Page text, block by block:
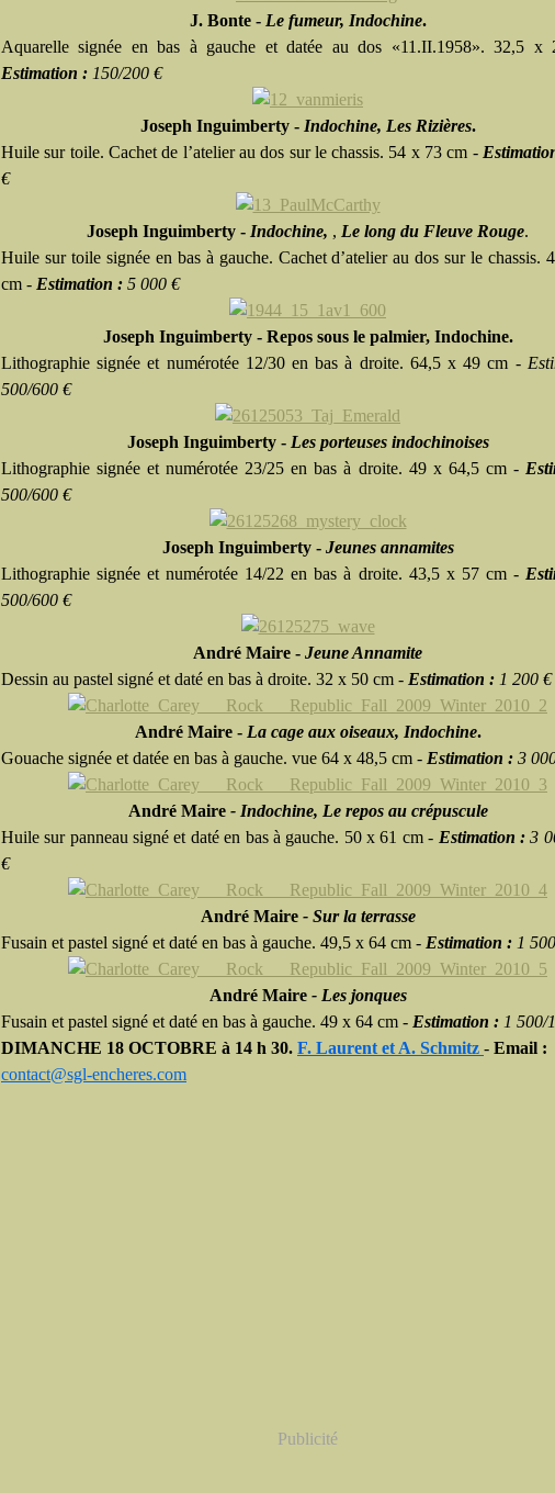
J. Bonte - Le fumeur, Indochine.
Aquarelle signée en bas à gauche et datée au dos «11.II.1958». 32,5
Estimation : 150/200 €
Joseph Inguimberty - Indochine, Les Rizières.
Huile sur toile. Cachet de l’atelier au dos sur le chassis. 54 x 73 cm -
€
Joseph Inguimberty - Indochine, , Le long du Fleuve Rouge.
Huile sur toile signée en bas à gauche. Cachet d’atelier au dos sur le chassis.
cm - Estimation : 5 000 €
Joseph Inguimberty - Repos sous le palmier, Indochine.
Lithographie signée et numérotée 12/30 en bas à droite. 64,5 x 49 cm -
500/600 €
Joseph Inguimberty - Les porteuses indochinoises
Lithographie signée et numérotée 23/25 en bas à droite. 49 x 64,5 cm -
500/600 €
Joseph Inguimberty - Jeunes annamites
Lithographie signée et numérotée 14/22 en bas à droite. 43,5 x 57 cm -
500/600 €
André Maire - Jeune Annamite
Dessin au pastel signé et daté en bas à droite. 32 x 50 cm - Estimation : 1 200 €
André Maire -La cage aux oiseaux, Indochine.
Gouache signée et datée en bas à gauche. vue 64 x 48,5 cm - Estimation : 3
André Maire - Indochine, Le repos au crépuscule
Huile sur panneau signé et daté en bas à gauche. 50 x 61 cm - Estimation :3
€
André Maire - Sur la terrasse
Fusain et pastel signé et daté en bas à gauche. 49,5 x 64 cm - Estimation : 1
André Maire - Les jonques
Fusain et pastel signé et daté en bas à gauche. 49 x 64 cm - Estimation : 1 500/
DIMANCHE 18 OCTOBRE à 14 h 30. F. Laurent et A. Schmitz - Email :
contact@sgl-encheres.com
Publicité